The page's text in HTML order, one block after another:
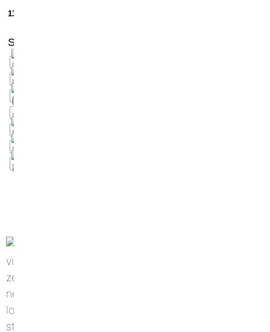
13,90
Scegli